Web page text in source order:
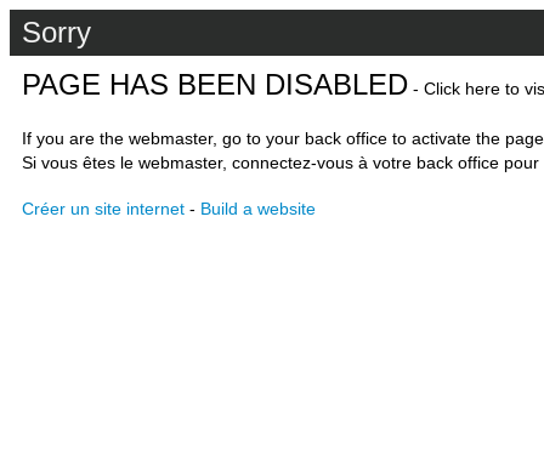
Sorry
PAGE HAS BEEN DISABLED - Click here to
If you are the webmaster, go to your back office to activate the
Si vous êtes le webmaster, connectez-vous à votre back office
Créer un site internet - Build a website